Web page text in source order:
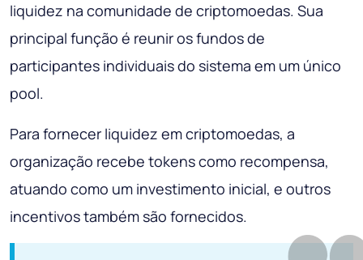
liquidez na comunidade de criptomoedas. Sua
principal função é reunir os fundos de
participantes individuais do sistema em um único
pool.
Para fornecer liquidez em criptomoedas, a
organização recebe tokens como recompensa,
atuando como um investimento inicial, e outros
incentivos também são fornecidos.